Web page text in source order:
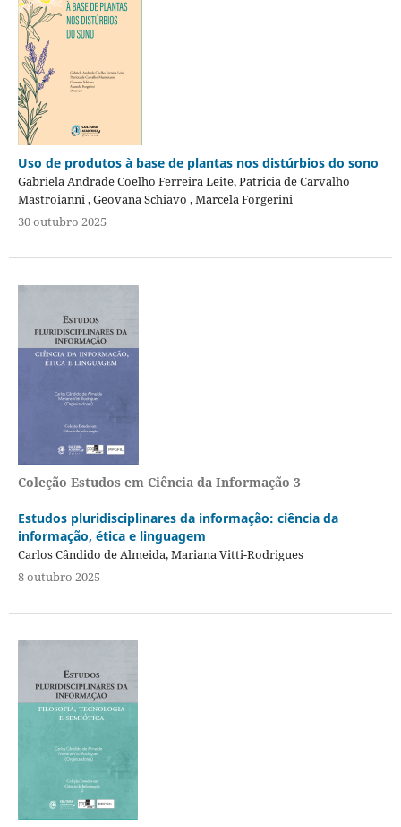
Uso de produtos à base de plantas nos distúrbios do sono
Gabriela Andrade Coelho Ferreira Leite, Patricia de Carvalho
Mastroianni , Geovana Schiavo , Marcela Forgerini
30 outubro 2025
Coleção Estudos em Ciência da Informação 3
Estudos pluridisciplinares da informação: ciência da
informação, ética e linguagem
Carlos Cândido de Almeida, Mariana Vitti-Rodrigues
8 outubro 2025